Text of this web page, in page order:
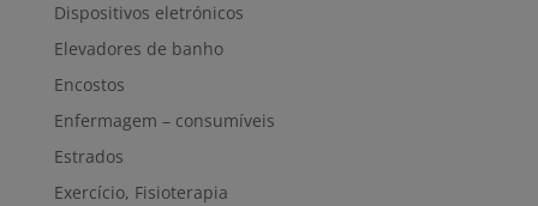
Dispositivos eletrónicos
Elevadores de banho
Encostos
Enfermagem – consumíveis
Estrados
Exercício, Fisioterapia